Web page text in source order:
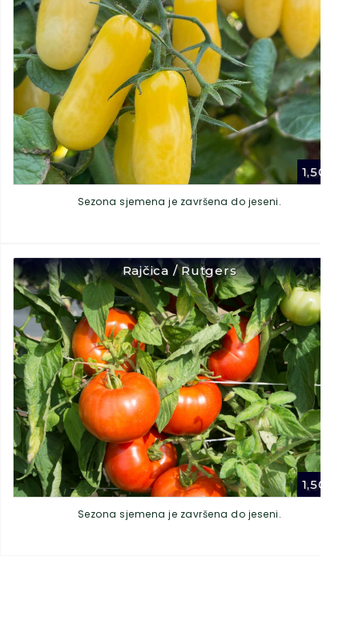
1,50
Sezona sjemena je završena do jeseni.
Rajčica / Rutgers
1,50
Sezona sjemena je završena do jeseni.